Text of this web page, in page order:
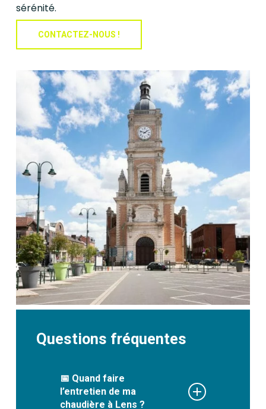
sérénité.
CONTACTEZ-NOUS !
Questions fréquentes
📅 Quand faire
l’entretien de ma
chaudière à Lens ?